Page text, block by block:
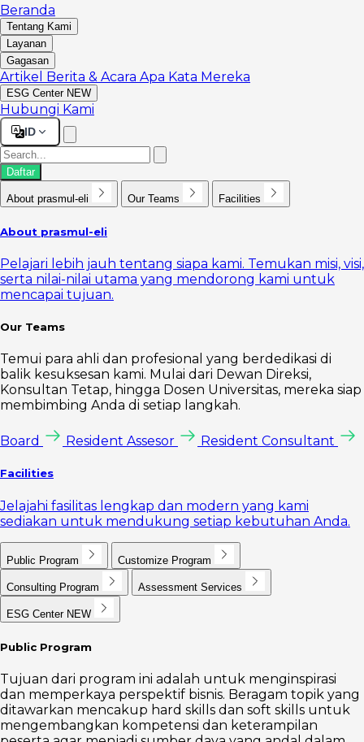
Beranda
Tentang Kami
Layanan
Gagasan
Artikel Berita & Acara Apa Kata Mereka
ESG Center NEW
Hubungi Kami
ID
Daftar
About prasmul-eli Our Teams Facilities
About prasmul-eli
Pelajari lebih jauh tentang siapa kami. Temukan misi, visi,
serta nilai-nilai utama yang mendorong kami untuk
mencapai tujuan.
Our Teams
Temui para ahli dan profesional yang berdedikasi di
balik kesuksesan kami. Mulai dari Dewan Direksi,
Konsultan Tetap, hingga Dosen Universitas, mereka siap
membimbing Anda di setiap langkah.
Board Resident Assesor Resident Consultant
Facilities
Jelajahi fasilitas lengkap dan modern yang kami
sediakan untuk mendukung setiap kebutuhan Anda.
Public Program Customize Program
Consulting Program Assessment Services
ESG Center NEW
Public Program
Tujuan dari program ini adalah untuk menginspirasi
dan memperkaya perspektif bisnis. Beragam topik yang
ditawarkan mencakup hard skills dan soft skills untuk
mengembangkan kompetensi dan keterampilan